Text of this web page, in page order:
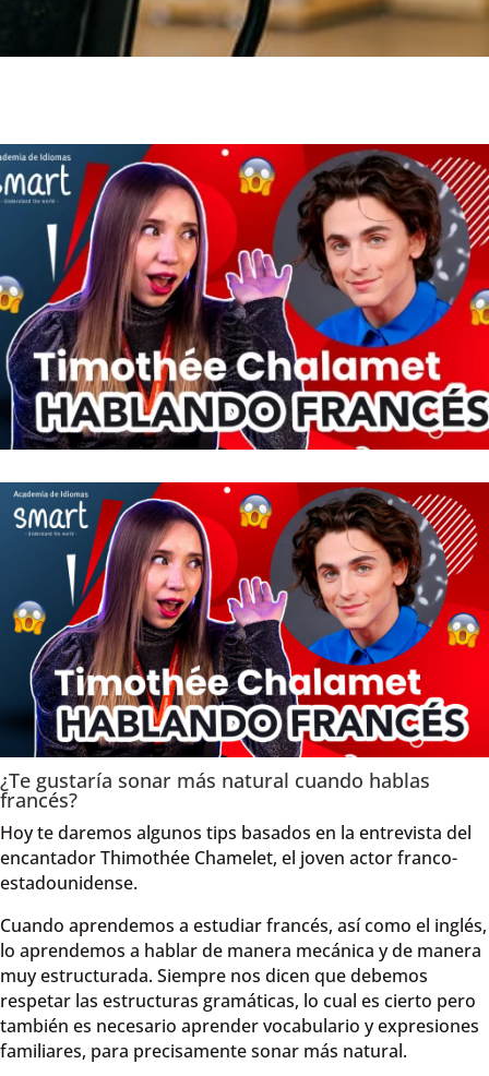
¿Te gustaría sonar más natural cuando hablas
francés?
Hoy te daremos algunos tips basados en la entrevista del
encantador Thimothée Chamelet, el joven actor franco-
estadounidense.
Cuando aprendemos a estudiar francés, así como el inglés,
lo aprendemos a hablar de manera mecánica y de manera
muy estructurada. Siempre nos dicen que debemos
respetar las estructuras gramáticas, lo cual es cierto pero
también es necesario aprender vocabulario y expresiones
familiares, para precisamente sonar más natural.